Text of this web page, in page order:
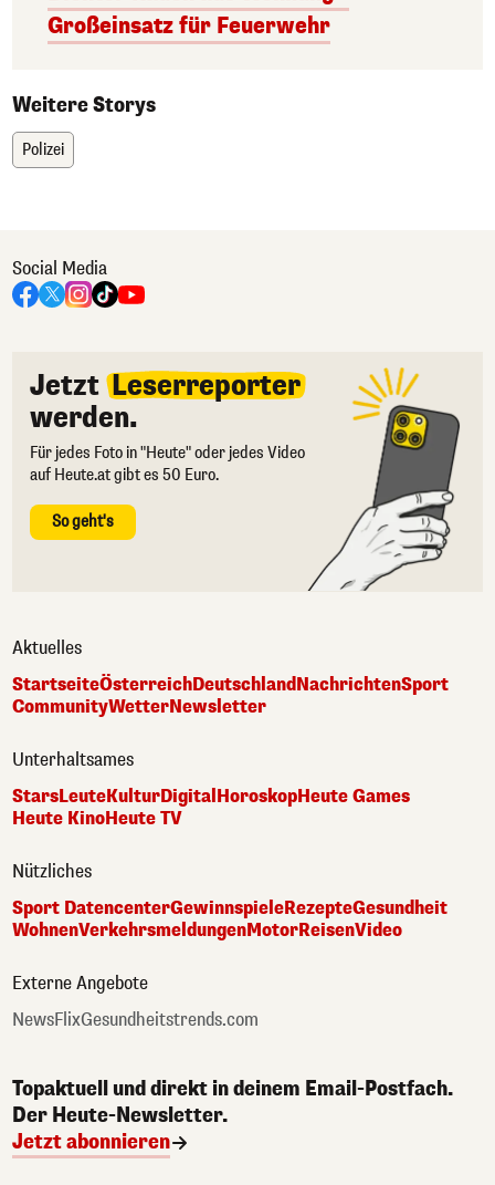
Großeinsatz für Feuerwehr
Weitere Storys
Polizei
Social Media
Jetzt Leserreporter
werden.
Für jedes Foto in "Heute" oder jedes Video
auf Heute.at gibt es 50 Euro.
So geht's
Aktuelles
StartseiteÖsterreichDeutschlandNachrichtenSport
CommunityWetterNewsletter
Unterhaltsames
StarsLeuteKulturDigitalHoroskopHeute Games
Heute KinoHeute TV
Nützliches
Sport DatencenterGewinnspieleRezepteGesundheit
WohnenVerkehrsmeldungenMotorReisenVideo
Externe Angebote
NewsFlixGesundheitstrends.com
Topaktuell und direkt in deinem Email-Postfach.
Der Heute-Newsletter.
Jetzt abonnieren